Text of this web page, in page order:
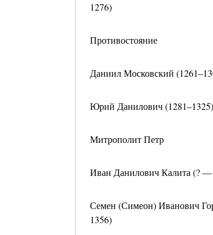
1276)
Противостояние
Даниил Московский
Юрий Данилович (1281–1325)
Митрополит Петр
Иван Данилович Калита (? —
Семен (Симеон) Иванович
1356)